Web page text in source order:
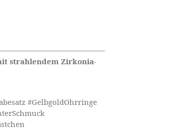
strahlendem Zirkonia-
#GelbgoldOhrringe